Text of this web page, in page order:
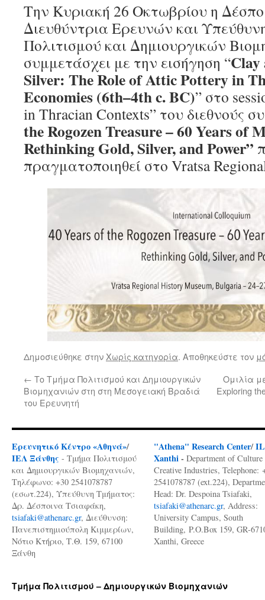
Την Κυριακή 26 Οκτωβρίου η
Διευθύντρια Ερευνών και
Πολιτισμού και Δημιουργικών
συμμετάσχει με την εισήγηση “Clay
Silver: The Role of Attic Pottery in
Economies (6th–4th c. BC)” στο
in Thracian Contexts” του διεθνούς
the Rogozen Treasure – 60 Years of
Rethinking Gold, Silver, and Power”
πραγματοποιηθεί στο Vratsa
Δημοσιεύθηκε στην Χωρίς κατηγορία. Αποθηκεύστε τον
← Το Τμήμα Πολιτισμού και Δημιουργικών
Βιομηχανιών στη στη Μεσογειακή Βραδιά
του Ερευνητή
Ομιλία
Exploring
Ερευνητικό Κέντρο «Αθηνά»/
ΙΕΛ Ξάνθης - Τμήμα Πολιτισμού
και Δημιουργικών Βιομηχανιών,
Τηλέφωνο: +30 2541078787
(εσωτ.224), Υπεύθυνη Τμήματος:
Δρ. Δέσποινα Τσιαφάκη,
tsiafaki@athenarc.gr, Διεύθυνση:
Πανεπιστημιούπολη Κιμμερίων,
Νότιο Κτήριο, Τ.Θ. 159, 67100
Ξάνθη
"Athena" Research Center/
Xanthi- Department of Culture
Creative Industries, Telephone:
2541078787 (ext.224),
Head: Dr. Despoina Tsiafaki,
tsiafaki@athenarc.gr, Address:
University Campus, South
Building, P.O.Box 159, GR-
Xanthi, Greece
Τμήμα Πολιτισμού – Δημιουργικών Βιομηχανιών